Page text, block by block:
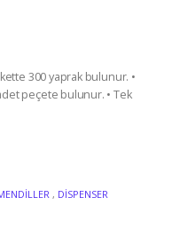
300 yaprak bulunur. •
peçete bulunur. • Tek
, DISPENSER